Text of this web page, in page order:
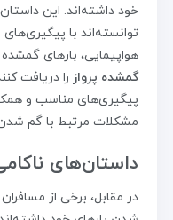
خود داشته‌اند. این
توانسته‌اند با
هواپیمایی، بارهای گمشده
گمشده پرواز را دریافت
پیگیری‌های مناسب و
مشکلات مرتبط با گم شدن
داستان‌های
در مقابل، برخی از